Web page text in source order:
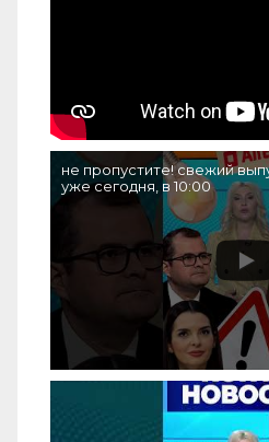
не пропустите! свежий
уже сегодня, в 10:00